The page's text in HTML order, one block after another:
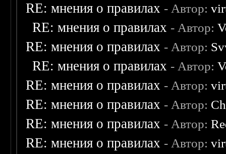
RE: мнения о правилах - Автор:
RE: мнения о правилах - Автор:
RE: мнения о правилах - Автор:
RE: мнения о правилах - Автор:
RE: мнения о правилах - Автор:
RE: мнения о правилах - Автор:
RE: мнения о правилах - Автор:
RE: мнения о правилах - Автор: